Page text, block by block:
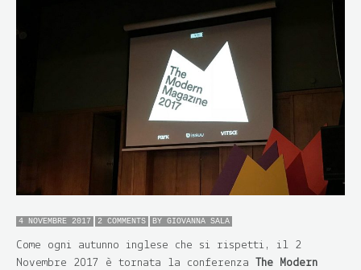
4 NOVEMBRE 2017 2 COMMENTS BY GIOVANNA SALA
Come ogni autunno inglese che si rispetti, il 2
Novembre 2017 è tornata la conferenza
The Modern